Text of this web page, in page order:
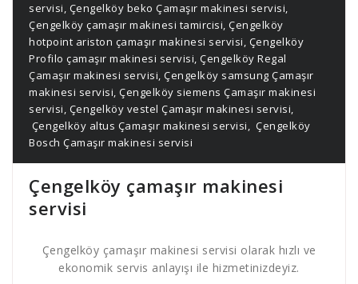
servisi, Çengelköy beko Çamaşır makinesi servisi,
Çengelköy çamaşır makinesi tamircisi, Çengelköy
hotpoint ariston çamaşır makinesi servisi, Çengelköy
Profilo çamaşır makinesi servisi, Çengelköy Regal
Çamaşır makinesi servisi, Çengelköy samsung Çamaşır
makinesi servisi, Çengelköy siemens Çamaşır makinesi
servisi, Çengelköy vestel Çamaşır makinesi servisi,
Çengelköy altus Çamaşır makinesi servisi, Çengelköy
Bosch Çamaşır makinesi servisi
Çengelköy çamaşır makinesi
servisi
Çengelköy çamaşır makinesi servisi olarak hızlı ve
ekonomik servis anlayışı ile hizmetinizdeyiz.